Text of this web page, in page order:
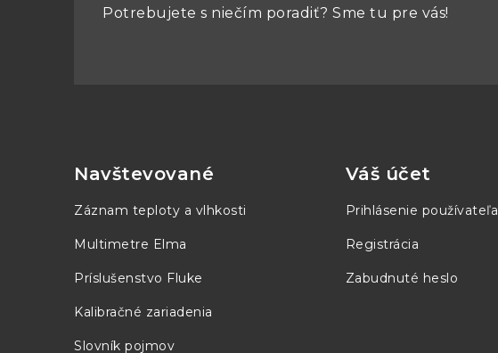
Potrebujete s niečím poradiť? Sme tu pre vás!
Navštevované
Záznam teploty a vlhkosti
Multimetre Elma
Príslušenstvo Fluke
Kalibračné zariadenia
Slovník pojmov
Váš účet
Prihlásenie používateľa
Registrácia
Zabudnuté heslo